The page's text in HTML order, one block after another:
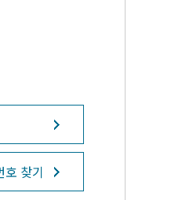
호 찾기